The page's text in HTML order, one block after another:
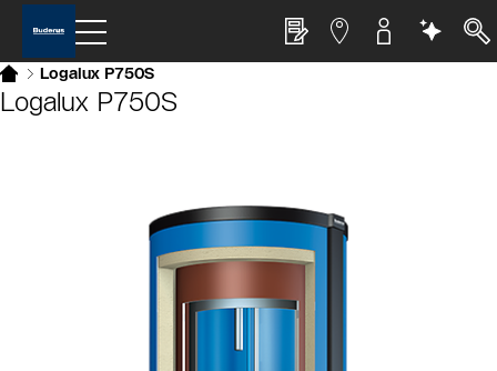
Logalux P750S
Slider Überspringen
Logalux P750S